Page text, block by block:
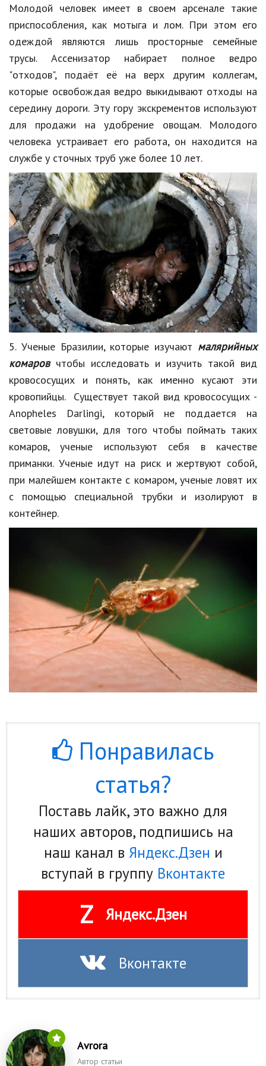
Молодой человек имеет в своем арсенале такие
приспособления, как мотыга и лом. При этом его
одеждой являются лишь просторные семейные
трусы. Ассенизатор набирает полное ведро
"отходов", подаёт её на верх другим коллегам,
которые освобождая ведро выкидывают отходы на
середину дороги. Эту гору экскрементов используют
для продажи на удобрение овощам. Молодого
человека устраивает его работа, он находится на
службе у сточных труб уже более 10 лет.
5. Ученые Бразилии, которые изучают малярийных
комаровчтобы исследовать и изучить такой вид
кровососущих и понять, как именно кусают эти
кровопийцы. Существует такой вид кровососущих -
Anopheles
Darlingi, который не поддается на
световые ловушки, для того чтобы поймать таких
комаров, ученые используют себя в качестве
приманки. Ученые идут на риск и жертвуют собой,
при малейшем контакте с комаром, ученые ловят их
с помощью специальной трубки и изолируют в
контейнер.
Понравилась
статья?
Поставь лайк, это важно для
наших авторов, подпишись на
наш канал в Яндекс.Дзен и
вступай в группу Вконтакте
Z Яндекс.Дзен
Вконтакте
Аvrora
Автор статьи